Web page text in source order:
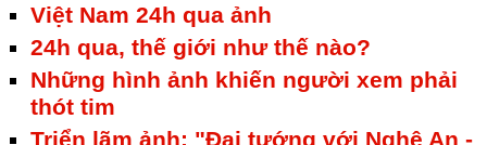
Việt Nam 24h qua ảnh
24h qua, thế giới như thế nào?
Những hình ảnh khiến người xem phải
thót tim
Triển lãm ảnh: "Đại tướng với Nghệ An -